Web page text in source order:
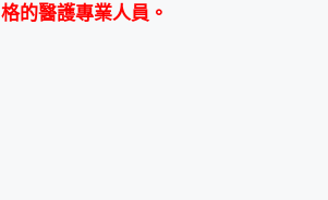
格的醫護專業人員。